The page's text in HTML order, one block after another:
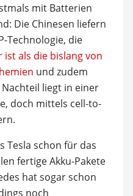
mit Batterien
Die Chinesen liefern
Technologie, die
als die bislang von
und zudem
liegt in einer
doch mittels cell-to-
Tesla schon für das
fertige Akku-Pakete
hat sogar schon
noch